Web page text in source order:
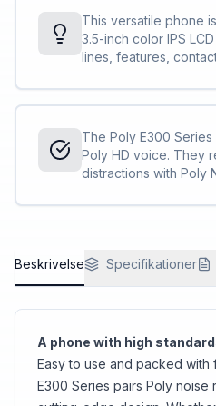
This versatile phone
3.5-inch color IPS
lines, features,
designed to handle
productive.
The Poly E300
Poly HD voice. They
distractions with Poly
Beskrivelse Specifikationer
A phone with high
Easy to use and packed with
E300 Series pairs Poly